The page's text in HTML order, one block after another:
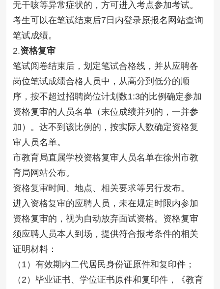
无干咳等异常症状的，方可进入考点参加考试。
考生可以在笔试结束后7日内登录原报名网站查询
笔试成绩。
2.资格复审
笔试阅卷结束后，划定笔试合格线，并从应聘各
岗位笔试成绩合格人员中，从高分到低分的顺
序，按不超过招聘岗位计划数1:3的比例确定参加
资格复审的人员名单（末位成绩并列的，一并参
加）。达不到该比例的，按实际人数确定资格复
审人员名单。
市教育局直属学校资格复审人员名单在徐州市教
育局网站公布。
资格复审时间、地点、相关要求等另行发布。
进入资格复审的应聘人员，未在规定时限内参加
资格复审的，视为自动放弃面试资格。资格复审
须应聘人员本人到场，提供符合报考条件的相关
证明材料：
（1）有效期内二代居民身份证原件和复印件；
（2）毕业证书、学位证书原件和复印件，《教育